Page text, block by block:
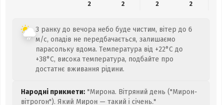
2
2 2 2
З ранку до вечора небо буде чистим, вітер до 6
м/с, опадів не передбачається, залишаємо
парасольку вдома. Температура від +22°C до
+38°C, висока температура, подбайте про
достатнє вживання рідини.
Народні прикмети: "Мирона. Вітряний день ("Мирон-
вітрогон"). Який Мирон — такий і січень."